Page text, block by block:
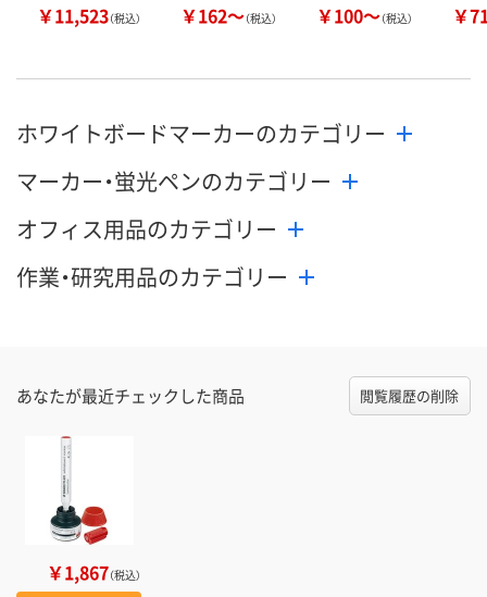
￥11,523（税込） ￥162～（税込） ￥100～（税込） ￥
ホワイトボードマーカーのカテゴリー
マーカー・蛍光ペンのカテゴリー
オフィス用品のカテゴリー
作業・研究用品のカテゴリー
あなたが最近チェックした商品 閲覧履歴の削除
￥1,867（税込）